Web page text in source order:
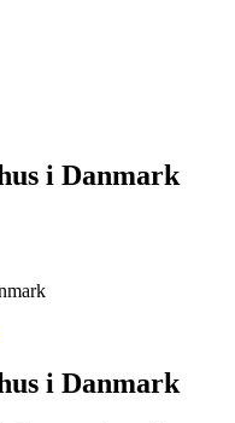
i Danmark
i Danmark